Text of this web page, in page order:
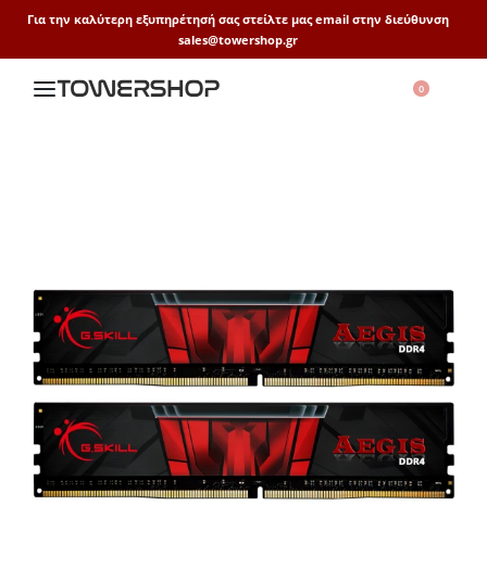
Για την καλύτερη εξυπηρέτησή σας στείλτε μας email στην διεύθυνση
sales@towershop.gr
0